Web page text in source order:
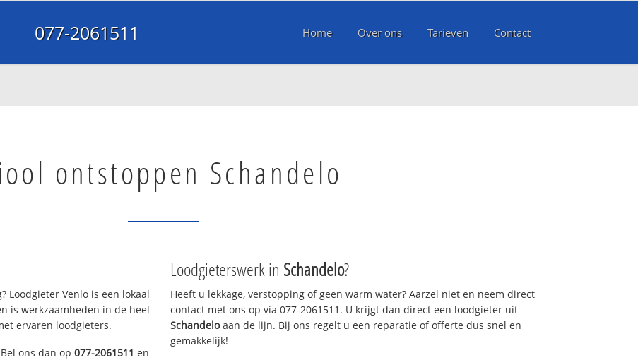
077-2061511 Home Over ons Tarieven Contact
ontstoppen Schandelo
Loodgieter Venlo is een lokaal
is werkzaamheden in de heel
ervaren loodgieters.
ons dan op077-2061511 en
Loodgieterswerk in Schandelo?
Heeft u lekkage, verstopping of geen warm water? Aarzel niet en neem direct
contact met ons op via 077-2061511. U krijgt dan direct een loodgieter uit
Schandeloaan de lijn. Bij ons regelt u een reparatie of offerte dus snel en
gemakkelijk!